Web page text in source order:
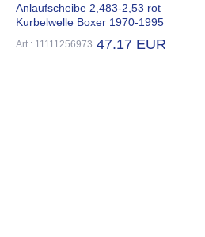
Anlaufscheibe 2,483-2,53 rot
Kurbelwelle Boxer 1970-1995
Art.: 11111256973 47.17 EUR